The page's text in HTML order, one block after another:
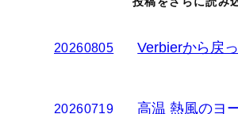
20260805 Verbierから戻
20260719 高温 熱風のヨ